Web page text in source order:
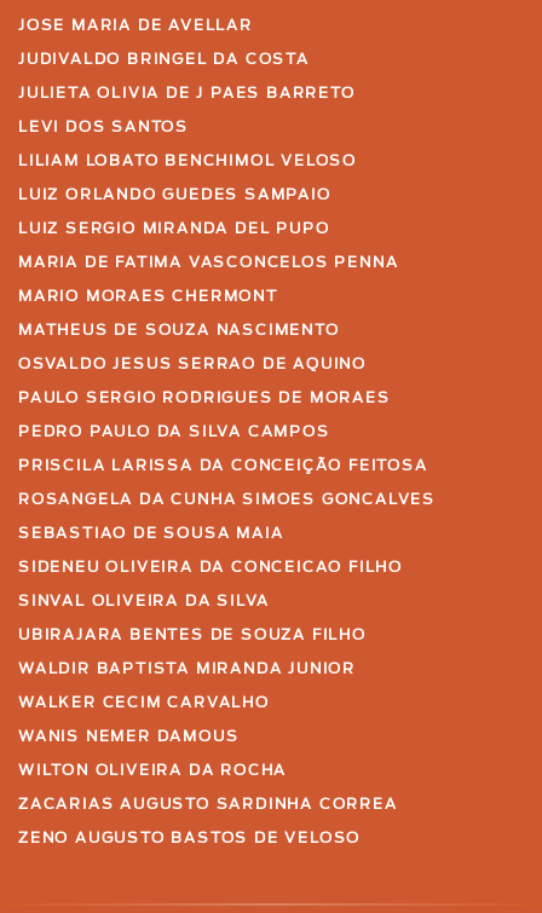
JOSE MARIA DE AVELLAR
JUDIVALDO BRINGEL DA COSTA
JULIETA OLIVIA DE J PAES BARRETO
LEVI DOS SANTOS
LILIAM LOBATO BENCHIMOL VELOSO
LUIZ ORLANDO GUEDES SAMPAIO
LUIZ SERGIO MIRANDA DEL PUPO
MARIA DE FATIMA VASCONCELOS PENNA
MARIO MORAES CHERMONT
MATHEUS DE SOUZA NASCIMENTO
OSVALDO JESUS SERRAO DE AQUINO
PAULO SERGIO RODRIGUES DE MORAES
PEDRO PAULO DA SILVA CAMPOS
PRISCILA LARISSA DA CONCEIÇÃO FEITOSA
ROSANGELA DA CUNHA SIMOES GONCALVES
SEBASTIAO DE SOUSA MAIA
SIDENEU OLIVEIRA DA CONCEICAO FILHO
SINVAL OLIVEIRA DA SILVA
UBIRAJARA BENTES DE SOUZA FILHO
WALDIR BAPTISTA MIRANDA JUNIOR
WALKER CECIM CARVALHO
WANIS NEMER DAMOUS
WILTON OLIVEIRA DA ROCHA
ZACARIAS AUGUSTO SARDINHA CORREA
ZENO AUGUSTO BASTOS DE VELOSO